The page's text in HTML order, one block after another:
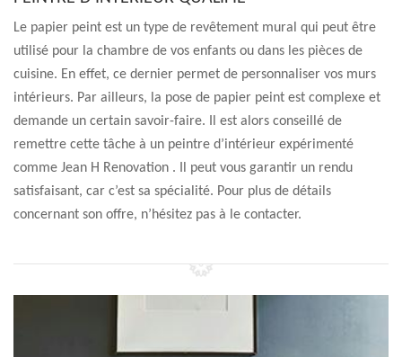
Le papier peint est un type de revêtement mural qui peut être
utilisé pour la chambre de vos enfants ou dans les pièces de
cuisine. En effet, ce dernier permet de personnaliser vos murs
intérieurs. Par ailleurs, la pose de papier peint est complexe et
demande un certain savoir-faire. Il est alors conseillé de
remettre cette tâche à un peintre d’intérieur expérimenté
comme Jean H Renovation . Il peut vous garantir un rendu
satisfaisant, car c’est sa spécialité. Pour plus de détails
concernant son offre, n’hésitez pas à le contacter.